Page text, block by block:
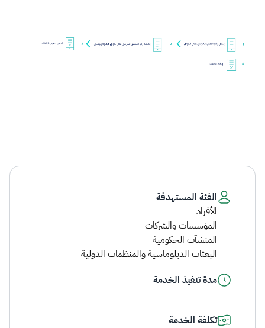
الفئة المستهدفة
الأفراد
المؤسسات والشركات
المنشآت الحكومية
البعثات الدبلوماسية والمنظمات الدولية
مدة تنفيذ الخدمة
تكلفة الخدمة